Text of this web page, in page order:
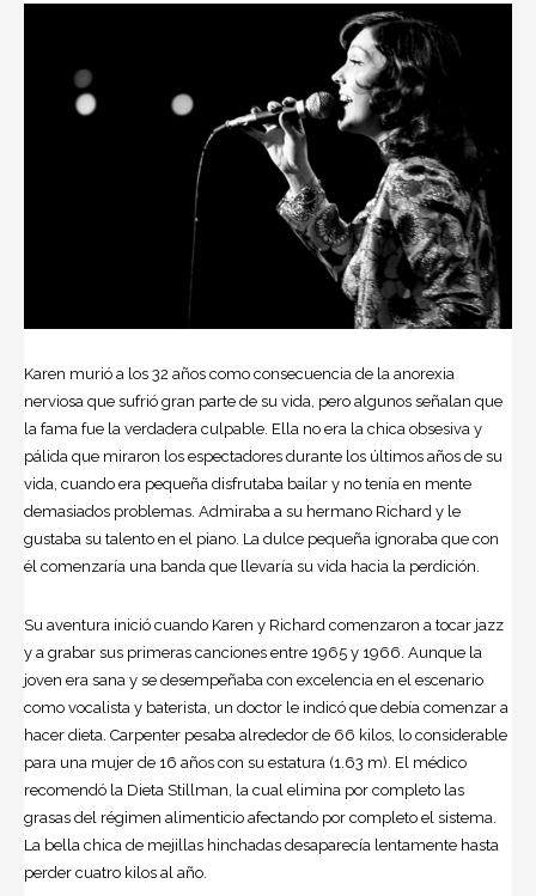
Karen murió a los 32 años como consecuencia de la anorexia
nerviosa que sufrió gran parte de su vida, pero algunos señalan que
la fama fue la verdadera culpable. Ella no era la chica obsesiva y
pálida que miraron los espectadores durante los últimos años de su
vida, cuando era pequeña disfrutaba bailar y no tenía en mente
demasiados problemas. Admiraba a su hermano Richard y le
gustaba su talento en el piano. La dulce pequeña ignoraba que con
él comenzaría una banda que llevaría su vida hacia la perdición.
Su aventura inició cuando Karen y Richard comenzaron a tocar jazz
y a grabar sus primeras canciones entre 1965 y 1966. Aunque la
joven era sana y se desempeñaba con excelencia en el escenario
como vocalista y baterista, un doctor le indicó que debía comenzar a
hacer dieta. Carpenter pesaba alrededor de 66 kilos, lo considerable
para una mujer de 16 años con su estatura (1.63 m). El médico
recomendó la Dieta Stillman, la cual elimina por completo las
grasas del régimen alimenticio afectando por completo el sistema.
La bella chica de mejillas hinchadas desaparecía lentamente hasta
perder cuatro kilos al año.